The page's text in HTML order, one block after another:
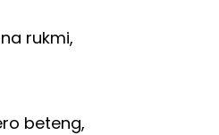
rukmi,
beteng,